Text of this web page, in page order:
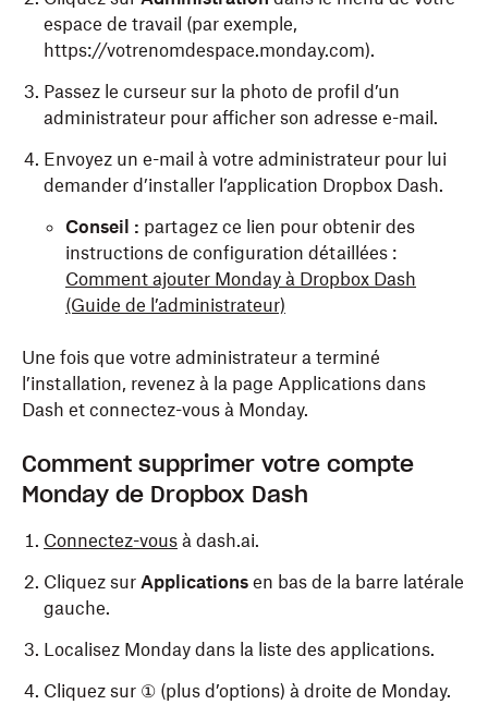
espace de travail (par exemple,
https://votrenomdespace.monday.com).
Passez le curseur sur la photo de profil d’un
administrateur pour afficher son adresse e-mail.
Envoyez un e-mail à votre administrateur pour lui
demander d’installer l’application Dropbox Dash.
Conseil : partagez ce lien pour obtenir des
instructions de configuration détaillées :
Comment ajouter Monday à Dropbox Dash
(Guide de l’administrateur)
Une fois que votre administrateur a terminé
l’installation, revenez à la page Applications dans
Dash et connectez-vous à Monday.
Comment supprimer votre compte
Monday de Dropbox Dash
Connectez-vous à dash.ai.
Cliquez sur Applications en bas de la barre latérale
gauche.
Localisez Monday dans la liste des applications.
Cliquez sur ① (plus d’options) à droite de Monday.